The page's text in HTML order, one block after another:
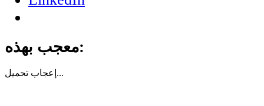
معجب بهذه:
إعجاب تحميل...